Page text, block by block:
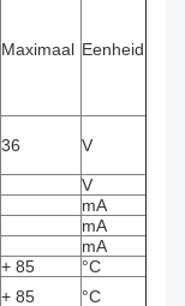
Maximaal Eenheid
36 V
V
mA
mA
mA
+ 85
°C
+ 85 °C